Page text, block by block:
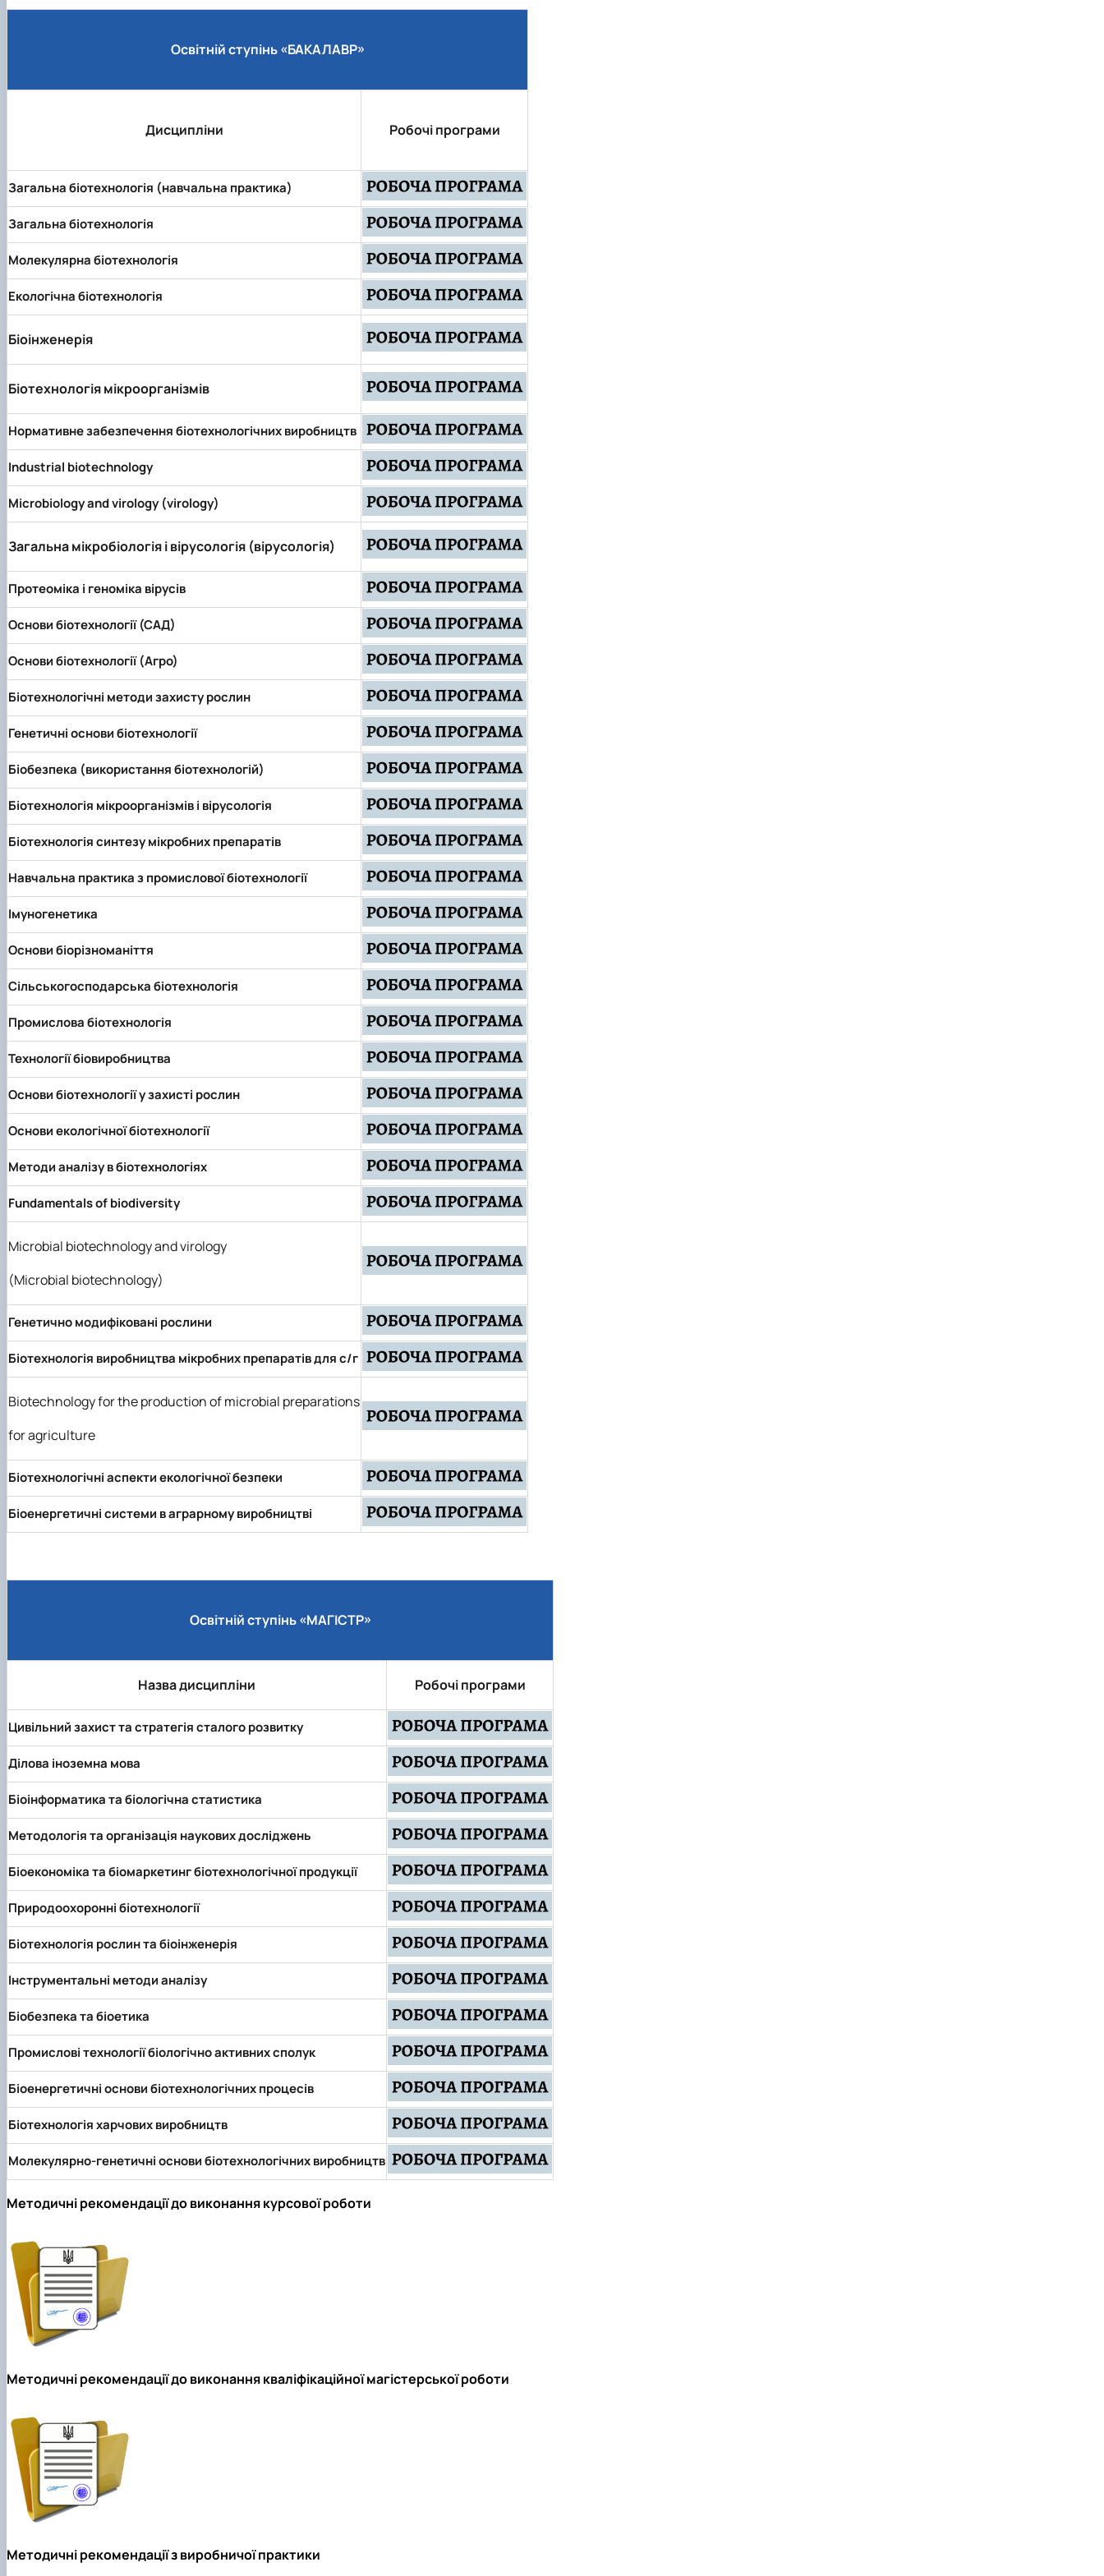
ІІ етап Всеукраїнської олімпіади з дисципліни "Загальна екологія"
Освітній ступінь «БАКАЛАВР»
Дисципліни Робочі програми
Загальна біотехнологія (навчальна практика)
Загальна біотехнологія
Молекулярна біотехнологія
Екологічна біотехнологія
Біоінженерія
Біотехнологія мікроорганізмів
Нормативне забезпечення біотехнологічних виробництв
Industrial biotechnology
Microbiology and virology (virology)
Загальна мікробіологія і вірусологія (вірусологія)
Протеоміка і геноміка вірусів
Основи біотехнології (САД)
Основи біотехнології (Агро)
Біотехнологічні методи захисту рослин
Генетичні основи біотехнології
Біобезпека (використання біотехнологій)
Біотехнологія мікроорганізмів і вірусологія
Біотехнологія синтезу мікробних препаратів
Навчальна практика з промислової біотехнології
Імуногенетика
Основи біорізноманіття
Сільськогосподарська біотехнологія
Промислова біотехнологія
Технології біовиробництва
Основи біотехнології у захисті рослин
Основи екологічної біотехнології
Методи аналізу в біотехнологіях
Fundamentals of biodiversity
Microbial biotechnology and virology
(Microbial biotechnology)
Генетично модифіковані рослини
Біотехнологія виробництва мікробних препаратів для с/г
Biotechnology for the production of microbial preparations
for agriculture
Біотехнологічні аспекти екологічної безпеки
Біоенергетичні системи в аграрному виробництві
Освітній ступінь «МАГІСТР»
Назва дисципліни Робочі програми
Цивільний захист та стратегія сталого розвитку
Ділова іноземна мова
Біоінформатика та біологічна статистика
Методологія та організація наукових досліджень
Біоекономіка та біомаркетинг біотехнологічної продукції
Природоохоронні біотехнології
Біотехнологія рослин та біоінженерія
Інструментальні методи аналізу
Біобезпека та біоетика
Промислові технології біологічно активних сполук
Біоенергетичні основи біотехнологічних процесів
Біотехнологія харчових виробництв
Молекулярно-генетичні основи біотехнологічних виробництв
Методичні рекомендації до виконання курсової роботи
Методичні рекомендації до виконання кваліфікаційної магістерської роботи
Методичні рекомендації з виробничої практики